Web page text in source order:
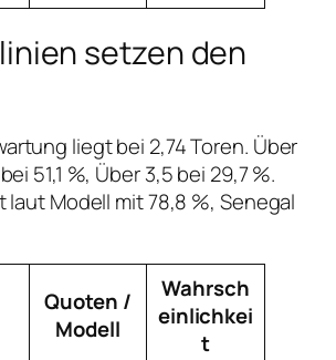
setzen den
liegt bei 2,74 Toren. Über
51,1 %, Über 3,5 bei 29,7 %.
Modell mit 78,8 %, Senegal
Quoten /
Modell
Wahrsch
einlichkei
t